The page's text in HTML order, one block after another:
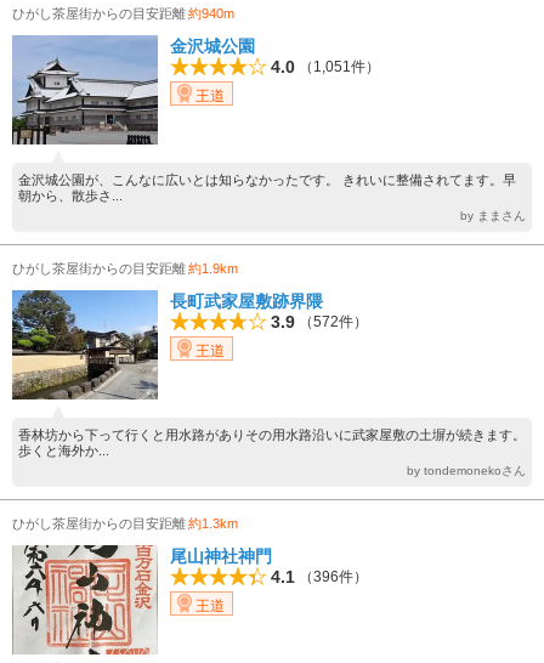
ひがし茶屋街からの目安距離約940m
金沢城公園
4.0
（1,051件）
王道
金沢城公園が、こんなに広いとは知らなかったです。 きれいに整備されてます。早
朝から、散歩さ...
by ままさん
ひがし茶屋街からの目安距離約1.9km
長町武家屋敷跡界隈
3.9
（572件）
王道
香林坊から下って行くと用水路がありその用水路沿いに武家屋敷の土塀が続きます。
歩くと海外か...
by tondemonekoさん
ひがし茶屋街からの目安距離約1.3km
尾山神社神門
4.1
（396件）
王道